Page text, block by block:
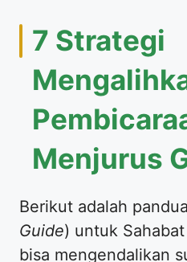
​7 Strategi
Menjurus
​Berikut adalah
Guide) untuk
bisa mengendalikan